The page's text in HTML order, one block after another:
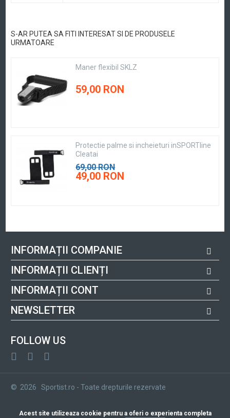
Acest site utilizeaza cookie pentru a oferi o experienta completa
S-AR PUTEA SA FITI INTERESAT SI DE PRODUSELE
URMATOARE
Maner flexibil SKLZ
59,00 RON
Protectie palme si incheieturi inSPORTline
Cleatai
69,00 RON
49,00 RON
INFORMAȚII COMPANIE
INFORMAȚII CLIENȚI
INFORMAȚII CONT
NEWSLETTER
FOLLOW US
© 2026 Sportist.ro - Toate drepturile rezervate